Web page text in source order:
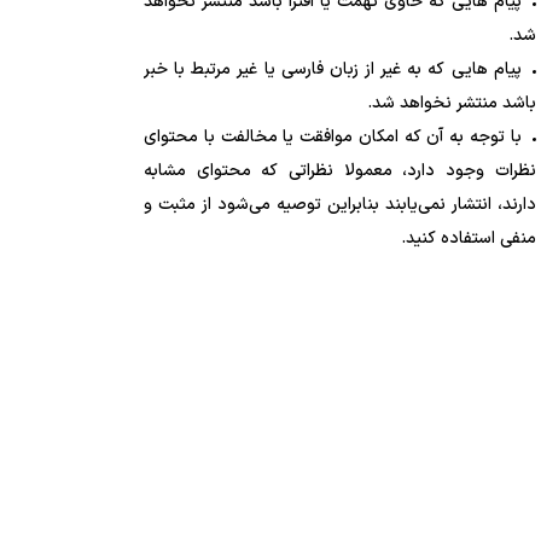
شد.
پیام هایی که به غیر از زبان فارسی یا غیر مرتبط با خبر
باشد منتشر نخواهد شد.
با توجه به آن که امکان موافقت یا مخالفت با محتوای
نظرات وجود دارد، معمولا نظراتی که محتوای مشابه
دارند، انتشار نمی‌یابند بنابراین توصیه می‌شود از مثبت و
منفی استفاده کنید.